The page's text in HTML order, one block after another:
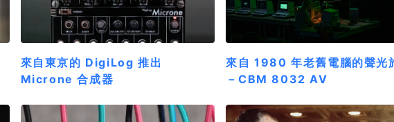
來自東京的 DigiLog 推出
Microne 合成器
來自 1980 年老舊電腦的聲光
－CBM 8032 AV